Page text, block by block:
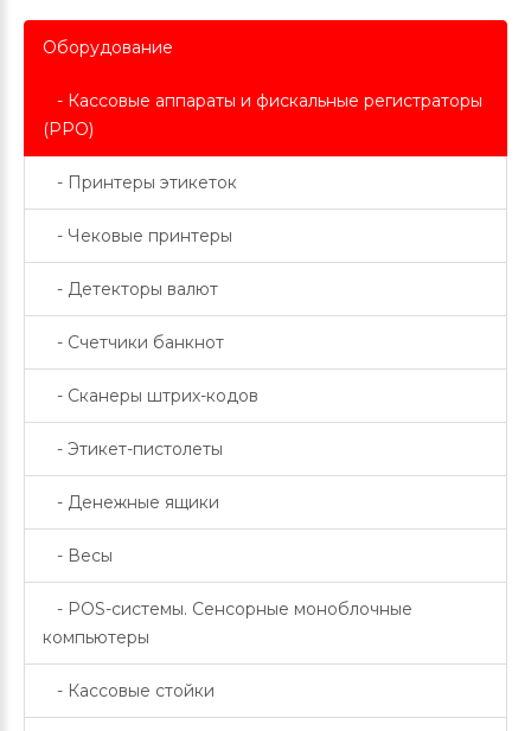
Оборудование
- Кассовые аппараты и фискальные регистраторы
(РРО)
- Принтеры этикеток
- Чековые принтеры
- Детекторы валют
- Счетчики банкнот
- Сканеры штрих-кодов
- Этикет-пистолеты
- Денежные ящики
- Весы
- POS-системы. Сенсорные моноблочные
компьютеры
- Кассовые стойки